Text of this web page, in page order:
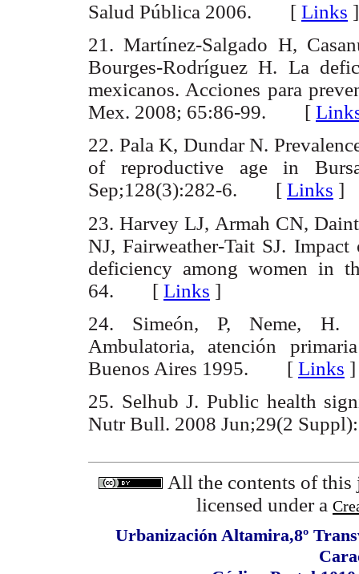
Salud Pública 2006. [ Links ]
21. Martínez-Salgado H,
Bourges-Rodríguez H. La
mexicanos. Acciones para
Mex. 2008; 65:86-99. [
22. Pala K, Dundar N.
of reproductive age in
Sep;128(3):282-6. [ Links ]
23. Harvey LJ, Armah CN,
NJ, Fairweather-Tait SJ.
deficiency among women in
64. [ Links ]
24. Simeón, P, Neme, H.
Ambulatoria, atención
Buenos Aires 1995. [ Links ]
25. Selhub J. Public health
Nutr Bull. 2008 Jun;29(2
All the contents of this
licensed under a
Urbanización Altamira,8º